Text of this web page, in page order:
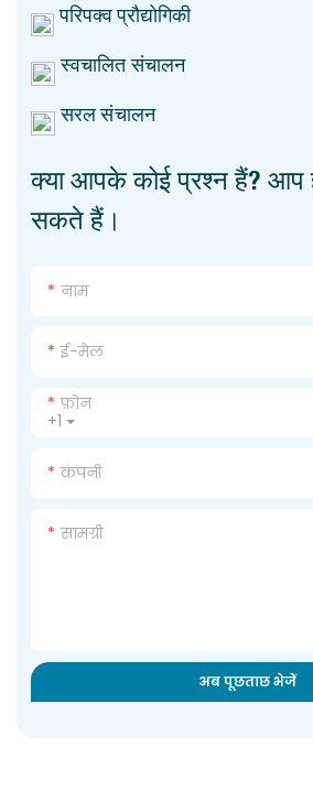
परिपक्व प्रौद्योगिकी
स्वचालित संचालन
सरल संचालन
क्या आपके कोई प्रश्न हैं?
सकते हैं।
नाम
ई-मेल
+1
फ़ोन
कंपनी
सामग्री
अब पूछताछ भेजें